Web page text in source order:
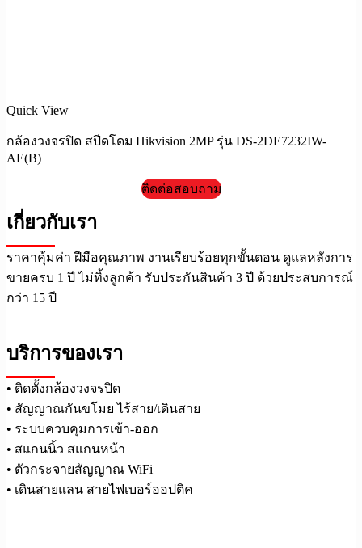
Quick View
กล้องวงจรปิด สปีดโดม Hikvision 2MP รุ่น DS-2DE7232IW-
AE(B)
ติดต่อสอบถาม
เกี่ยวกับเรา
ราคาคุ้มค่า ฝีมือคุณภาพ งานเรียบร้อยทุกขั้นตอน ดูแลหลังการ
ขายครบ 1 ปี ไม่ทิ้งลูกค้า รับประกันสินค้า 3 ปี ด้วยประสบการณ์
กว่า 15 ปี
บริการของเรา
• ติดตั้งกล้องวงจรปิด
• สัญญาณกันขโมย ไร้สาย/เดินสาย
• ระบบควบคุมการเข้า-ออก
• สแกนนิ้ว สแกนหน้า
• ตัวกระจายสัญญาณ WiFi
• เดินสายแลน สายไฟเบอร์ออปติค